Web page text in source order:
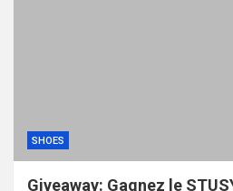
SHOES
Giveaway: Gagnez le